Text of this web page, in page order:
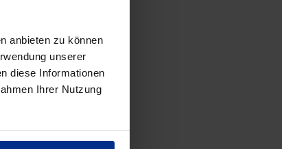
anbieten zu können
unserer
diese Informationen
Ihrer Nutzung